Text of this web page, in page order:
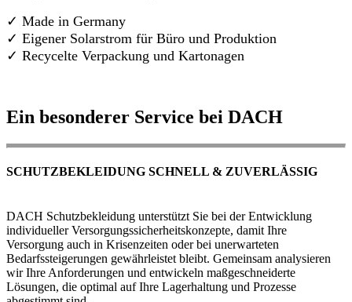
✓ Made in Germany
✓ Eigener Solarstrom für Büro und Produktion
✓ Recycelte Verpackung und Kartonagen
Ein besonderer Service bei DACH
SCHUTZBEKLEIDUNG SCHNELL & ZUVERLÄSSIG
DACH Schutzbekleidung unterstützt Sie bei der Entwicklung
individueller Versorgungssicherheitskonzepte, damit Ihre
Versorgung auch in Krisenzeiten oder bei unerwarteten
Bedarfssteigerungen gewährleistet bleibt. Gemeinsam analysieren
wir Ihre Anforderungen und entwickeln maßgeschneiderte
Lösungen, die optimal auf Ihre Lagerhaltung und Prozesse